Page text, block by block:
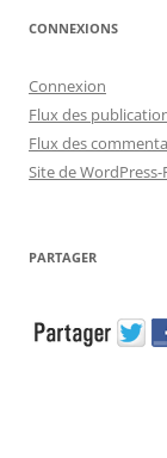
CONNEXIONS
Connexion
Flux des
Flux des
Site de WordPress-
PARTAGER